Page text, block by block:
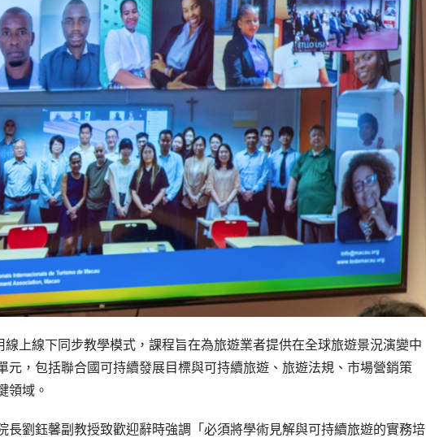
上線下同步教學模式，課程旨在為旅遊業者提供在全球旅遊景況演變中
元，包括聯合國可持續發展目標與可持續旅遊、旅遊法規、市場營銷策
領域。
長劉鈺馨副教授致歡迎辭時強調「必須將學術見解與可持續旅遊的實務培